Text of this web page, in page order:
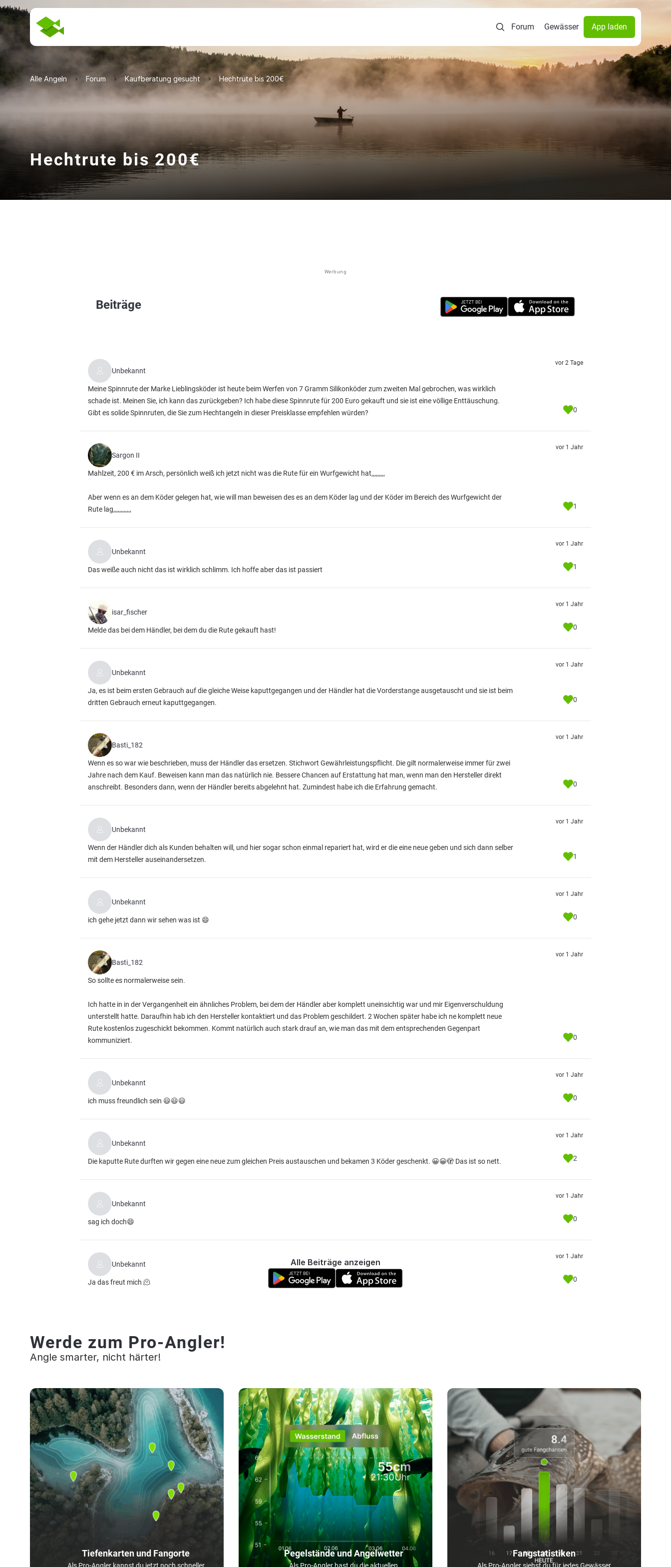
Forum Gewässer App laden
Alle Angeln Forum Kaufberatung gesucht Hechtrute bis 200€
Hechtrute bis 200€
Werbung
Beiträge
Unbekannt
Meine Spinnrute der Marke Lieblingsköder ist heute beim Werfen von 7 Gramm Silikonköder zum zweiten Mal gebrochen, was wirklich
schade ist. Meinen Sie, ich kann das zurückgeben? Ich habe diese Spinnrute für 200 Euro gekauft und sie ist eine völlige Enttäuschung.
Gibt es solide Spinnruten, die Sie zum Hechtangeln in dieser Preisklasse empfehlen würden?
vor 2 Tage
0
Sargon II
Mahlzeit, 200 € im Arsch, persönlich weiß ich jetzt nicht was die Rute für ein Wurfgewicht hat,,,,,,,,,
Aber wenn es an dem Köder gelegen hat, wie will man beweisen des es an dem Köder lag und der Köder im Bereich des Wurfgewicht der
Rute lag,,,,,,,,,,,,
vor 1 Jahr
1
Unbekannt
Das weiße auch nicht das ist wirklich schlimm. Ich hoffe aber das ist passiert
vor 1 Jahr
1
isar_fischer
Melde das bei dem Händler, bei dem du die Rute gekauft hast!
vor 1 Jahr
0
Unbekannt
Ja, es ist beim ersten Gebrauch auf die gleiche Weise kaputtgegangen und der Händler hat die Vorderstange ausgetauscht und sie ist beim
dritten Gebrauch erneut kaputtgegangen.
vor 1 Jahr
0
Basti_182
Wenn es so war wie beschrieben, muss der Händler das ersetzen. Stichwort Gewährleistungspflicht. Die gilt normalerweise immer für zwei
Jahre nach dem Kauf. Beweisen kann man das natürlich nie. Bessere Chancen auf Erstattung hat man, wenn man den Hersteller direkt
anschreibt. Besonders dann, wenn der Händler bereits abgelehnt hat. Zumindest habe ich die Erfahrung gemacht.
vor 1 Jahr
0
Unbekannt
Wenn der Händler dich als Kunden behalten will, und hier sogar schon einmal repariert hat, wird er die eine neue geben und sich dann selber
mit dem Hersteller auseinandersetzen.
vor 1 Jahr
1
Unbekannt
ich gehe jetzt dann wir sehen was ist 😄
vor 1 Jahr
0
Basti_182
So sollte es normalerweise sein.
Ich hatte in in der Vergangenheit ein ähnliches Problem, bei dem der Händler aber komplett uneinsichtig war und mir Eigenverschuldung
unterstellt hatte. Daraufhin hab ich den Hersteller kontaktiert und das Problem geschildert. 2 Wochen später habe ich ne komplett neue
Rute kostenlos zugeschickt bekommen. Kommt natürlich auch stark drauf an, wie man das mit dem entsprechenden Gegenpart
kommuniziert.
vor 1 Jahr
0
Unbekannt
ich muss freundlich sein 😃😃😃
vor 1 Jahr
0
Unbekannt
Die kaputte Rute durften wir gegen eine neue zum gleichen Preis austauschen und bekamen 3 Köder geschenkt. 😀😀🫣 Das ist so nett.
vor 1 Jahr
2
Unbekannt
sag ich doch😄
vor 1 Jahr
0
Unbekannt
Ja das freut mich 🫠
vor 1 Jahr
0
Alle Beiträge anzeigen
Werde zum Pro-Angler!
Angle smarter, nicht härter!
Tiefenkarten und Fangorte Pegelstände und Angelwetter Fangstatistiken